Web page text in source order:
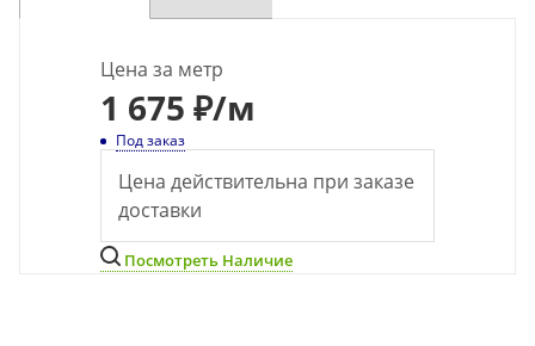
Цена за метр
1 675 ₽/м
Под заказ
Цена действительна при заказе
доставки
Посмотреть Наличие